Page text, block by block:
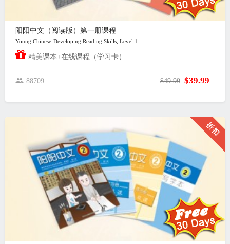
阳阳中文（阅读版）第一册课程
Young Chinese-Developing Reading Skills, Level 1
精美课本+在线课程（学习卡）
88709 $49.99 $39.99